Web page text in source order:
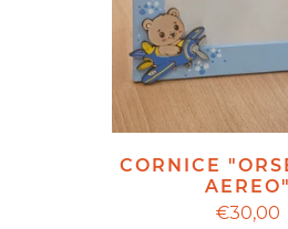
CORNICE
AEREO"
€30,00